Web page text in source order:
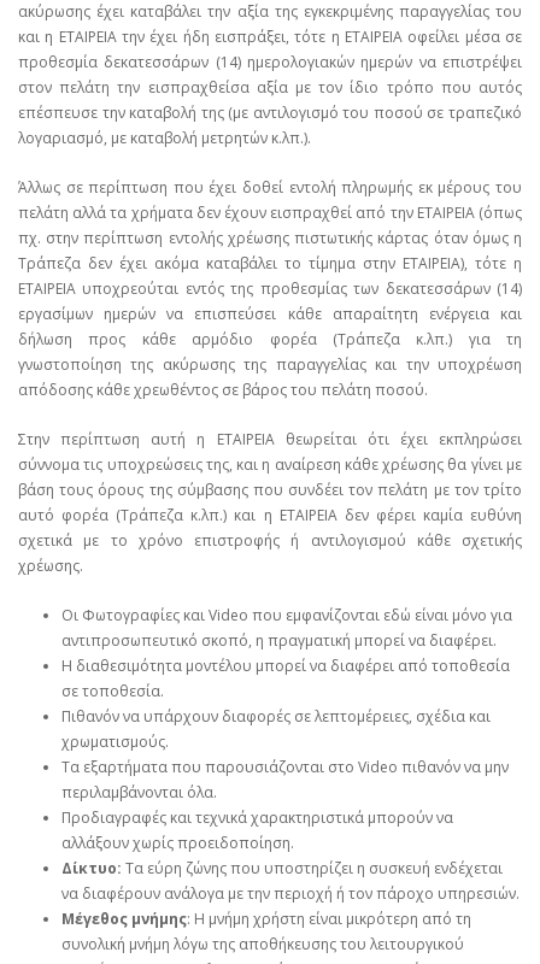
ακύρωσης έχει καταβάλει την αξία της εγκεκριμένης παραγγελίας του
και η ΕΤΑΙΡΕΙΑ την έχει ήδη εισπράξει, τότε η ΕΤΑΙΡΕΙΑ οφείλει μέσα σε
προθεσμία δεκατεσσάρων (14) ημερολογιακών ημερών να επιστρέψει
στον πελάτη την εισπραχθείσα αξία με τον ίδιο τρόπο που αυτός
επέσπευσε την καταβολή της (με αντιλογισμό του ποσού σε τραπεζικό
λογαριασμό, με καταβολή μετρητών κ.λπ.).
Άλλως σε περίπτωση που έχει δοθεί εντολή πληρωμής εκ μέρους του
πελάτη αλλά τα χρήματα δεν έχουν εισπραχθεί από την ΕΤΑΙΡΕΙΑ (όπως
πχ. στην περίπτωση εντολής χρέωσης πιστωτικής κάρτας όταν όμως η
Τράπεζα δεν έχει ακόμα καταβάλει το τίμημα στην ΕΤΑΙΡΕΙΑ), τότε η
ΕΤΑΙΡΕΙΑ υποχρεούται εντός της προθεσμίας των δεκατεσσάρων (14)
εργασίμων ημερών να επισπεύσει κάθε απαραίτητη ενέργεια και
δήλωση προς κάθε αρμόδιο φορέα (Τράπεζα κ.λπ.) για τη
γνωστοποίηση της ακύρωσης της παραγγελίας και την υποχρέωση
απόδοσης κάθε χρεωθέντος σε βάρος του πελάτη ποσού.
Στην περίπτωση αυτή η ΕΤΑΙΡΕΙΑ θεωρείται ότι έχει εκπληρώσει
σύννομα τις υποχρεώσεις της, και η αναίρεση κάθε χρέωσης θα γίνει με
βάση τους όρους της σύμβασης που συνδέει τον πελάτη με τον τρίτο
αυτό φορέα (Τράπεζα κ.λπ.) και η ΕΤΑΙΡΕΙΑ δεν φέρει καμία ευθύνη
σχετικά με το χρόνο επιστροφής ή αντιλογισμού κάθε σχετικής
χρέωσης.
Οι Φωτογραφίες και Video που εμφανίζονται εδώ είναι μόνο για
αντιπροσωπευτικό σκοπό, η πραγματική μπορεί να διαφέρει.
Η διαθεσιμότητα μοντέλου μπορεί να διαφέρει από τοποθεσία
σε τοποθεσία.
Πιθανόν να υπάρχουν διαφορές σε λεπτομέρειες, σχέδια και
χρωματισμούς.
Τα εξαρτήματα που παρουσιάζονται στο Video πιθανόν να μην
περιλαμβάνονται όλα.
Προδιαγραφές και τεχνικά χαρακτηριστικά μπορούν να
αλλάξουν χωρίς προειδοποίηση.
Δίκτυο: Τα εύρη ζώνης που υποστηρίζει η συσκευή ενδέχεται
να διαφέρουν ανάλογα με την περιοχή ή τον πάροχο υπηρεσιών.
Μέγεθος μνήμης: Η μνήμη χρήστη είναι μικρότερη από τη
συνολική μνήμη λόγω της αποθήκευσης του λειτουργικού